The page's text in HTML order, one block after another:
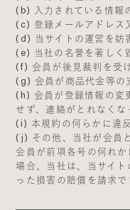
(b) 入力されている情報
(c) 登録メールアドレス
(d) 当サイトの運営を妨
(e) 当社の名誉を著しく
(f) 会員が後見裁判を受
(g) 会員が商品代金等の
(h) 会員が登録情報の変
せず、連絡がとれなくな
(i) 本規約の何らかに違
(j) その他、当社が会員
会員が前項各号の何れ
場合、当社は、当サイ
った損害の賠償を請求で